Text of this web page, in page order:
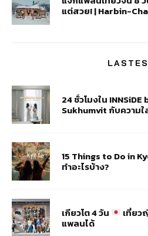
แต่สวย! | Harbin-
24 ชั่วโมงใน
Sukhumvit กับความใ
15 Things to Do in
ทำอะไรบ้าง?
เกียวโต 4 วัน เที่ย
แพลนได้